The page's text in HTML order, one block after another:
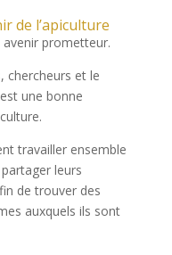
de l’apiculture
avenir prometteur.
chercheurs et le
une bonne
travailler ensemble
leurs
de trouver des
auxquels ils sont